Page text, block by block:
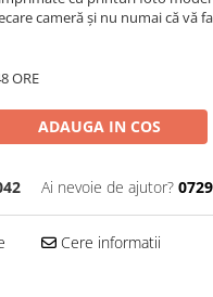
cameră și nu numai că vă
ORE
ADAUGA IN COS
Ai nevoie de ajutor?
Cere informatii